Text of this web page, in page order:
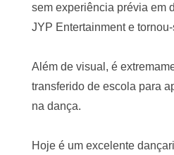
sem experiência prévia em
JYP Entertainment e
Além de visual, é
transferido de escola para
na dança.
Hoje é um excelente